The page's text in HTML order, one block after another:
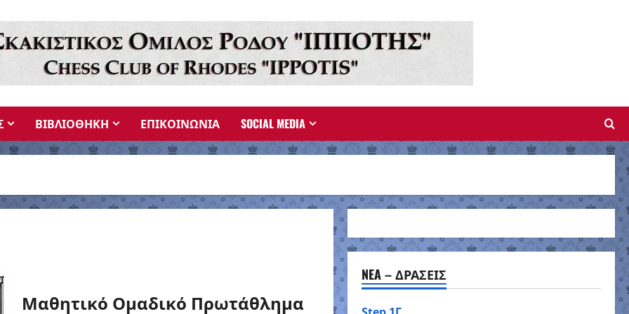
ΒΙΒΛΙΟΘΗΚΗ ΕΠΙΚΟΙΝΩΝΙΑ SOCIAL MEDIA
Μαθητικό Ομαδικό Πρωτάθλημα
NEA – ΔΡΑΣΕΙΣ